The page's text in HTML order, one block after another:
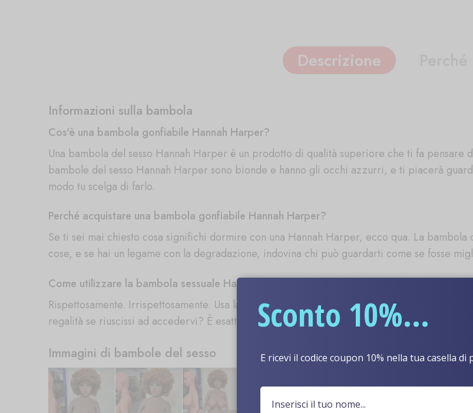
Descrizione
Informazioni sulla bambola
Cos'è una bambola gonfiabile Hannah Harper?
Una bambola del sesso Hannah Harper è un prodotto di qualità superiore che ti fa
bambole del sesso Hannah Harper sono bionde e hanno gli occhi azzurri, e ti piacerà
modo tu scelga di farlo.
Perché acquistare una bambola gonfiabile Hannah Harper?
Se ti sei mai chiesto cosa significhi dormire con una Hannah Harper, ecco qua. La
cose, e se hai un legame con la degradazione, indovina chi può guardarti come se fosse
Come utilizzare la bambola sessuale Hannah Harper?
Rispettosamente. Irrispettosamente. Usa la tua bambola del sesso Angrl come faresti se
regalità se riuscissi ad accedervi? È esattamente così che dovresti trattare la tua bambola
Immagini di bambole del sesso
Sconto 10%...
E ricevi il codice coupon 10% nella tua casella di